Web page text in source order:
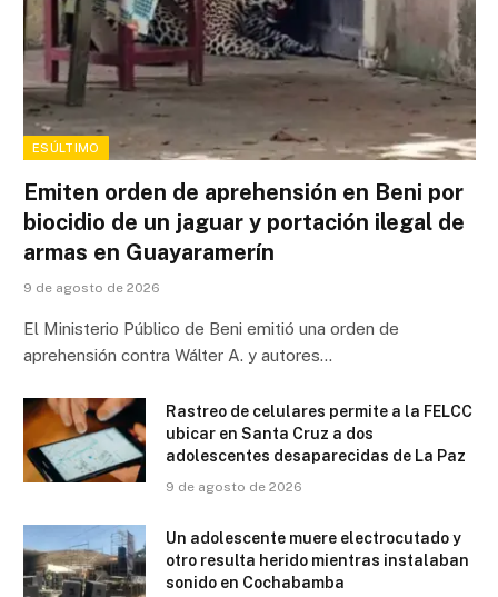
ESÚLTIMO
Emiten orden de aprehensión en Beni por
biocidio de un jaguar y portación ilegal de
armas en Guayaramerín
9 de agosto de 2026
El Ministerio Público de Beni emitió una orden de
aprehensión contra Wálter A. y autores…
Rastreo de celulares permite a la FELCC
ubicar en Santa Cruz a dos
adolescentes desaparecidas de La Paz
9 de agosto de 2026
Un adolescente muere electrocutado y
otro resulta herido mientras instalaban
sonido en Cochabamba